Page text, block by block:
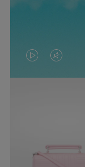
VIDEO
IS
OP
HET